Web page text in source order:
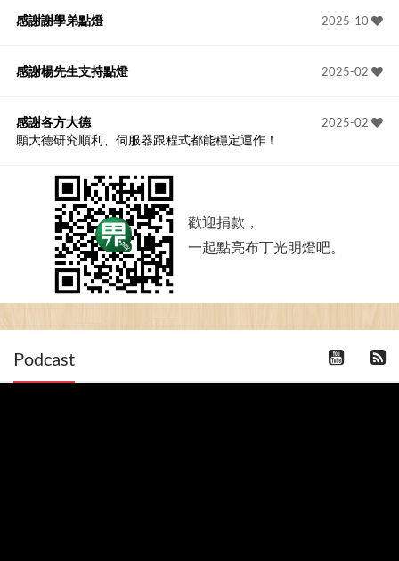
2025-10
感謝謝學弟點燈
2025-02
感謝楊先生支持點燈
2025-02
感謝各方大德
願大德研究順利、伺服器跟程式都能穩定運作！
歡迎捐款，
一起點亮布丁光明燈吧。
Podcast